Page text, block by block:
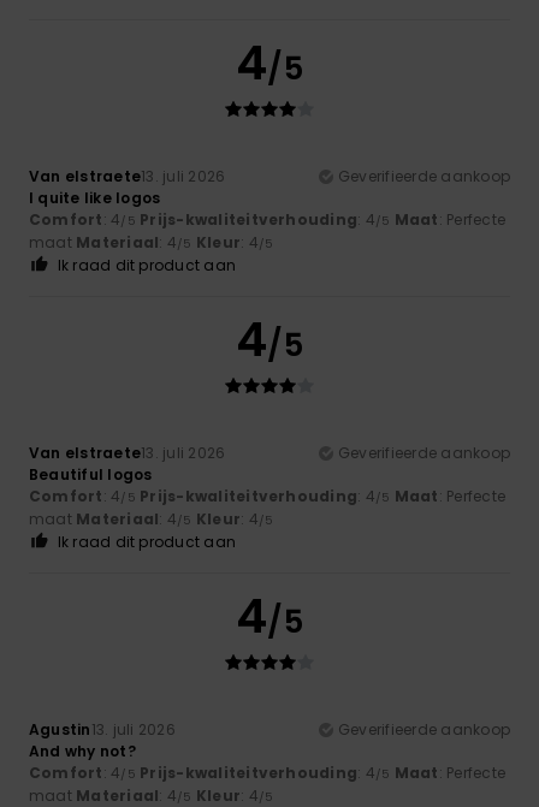
4/5
Van elstraete13. juli 2026
Geverifieerde aankoop
I quite like logos
Comfort: 4/5 Prijs-kwaliteitverhouding: 4/5 Maat: Perfecte
maat Materiaal: 4/5 Kleur: 4/5
Ik raad dit product aan
4/5
Van elstraete13. juli 2026
Geverifieerde aankoop
Beautiful logos
Comfort: 4/5 Prijs-kwaliteitverhouding: 4/5 Maat: Perfecte
maat Materiaal: 4/5 Kleur: 4/5
Ik raad dit product aan
4/5
Agustin13. juli 2026
Geverifieerde aankoop
And why not?
Comfort: 4/5 Prijs-kwaliteitverhouding: 4/5 Maat: Perfecte
maat Materiaal: 4/5 Kleur: 4/5